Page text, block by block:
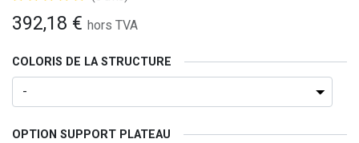
392,18 € hors TVA
COLORIS DE LA STRUCTURE
OPTION SUPPORT PLATEAU